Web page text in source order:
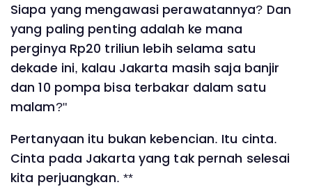
Siapa yang mengawasi perawatannya? Dan
yang paling penting adalah ke mana
perginya Rp20 triliun lebih selama satu
dekade ini, kalau Jakarta masih saja banjir
dan 10 pompa bisa terbakar dalam satu
malam?"
Pertanyaan itu bukan kebencian. Itu cinta.
Cinta pada Jakarta yang tak pernah selesai
kita perjuangkan. **